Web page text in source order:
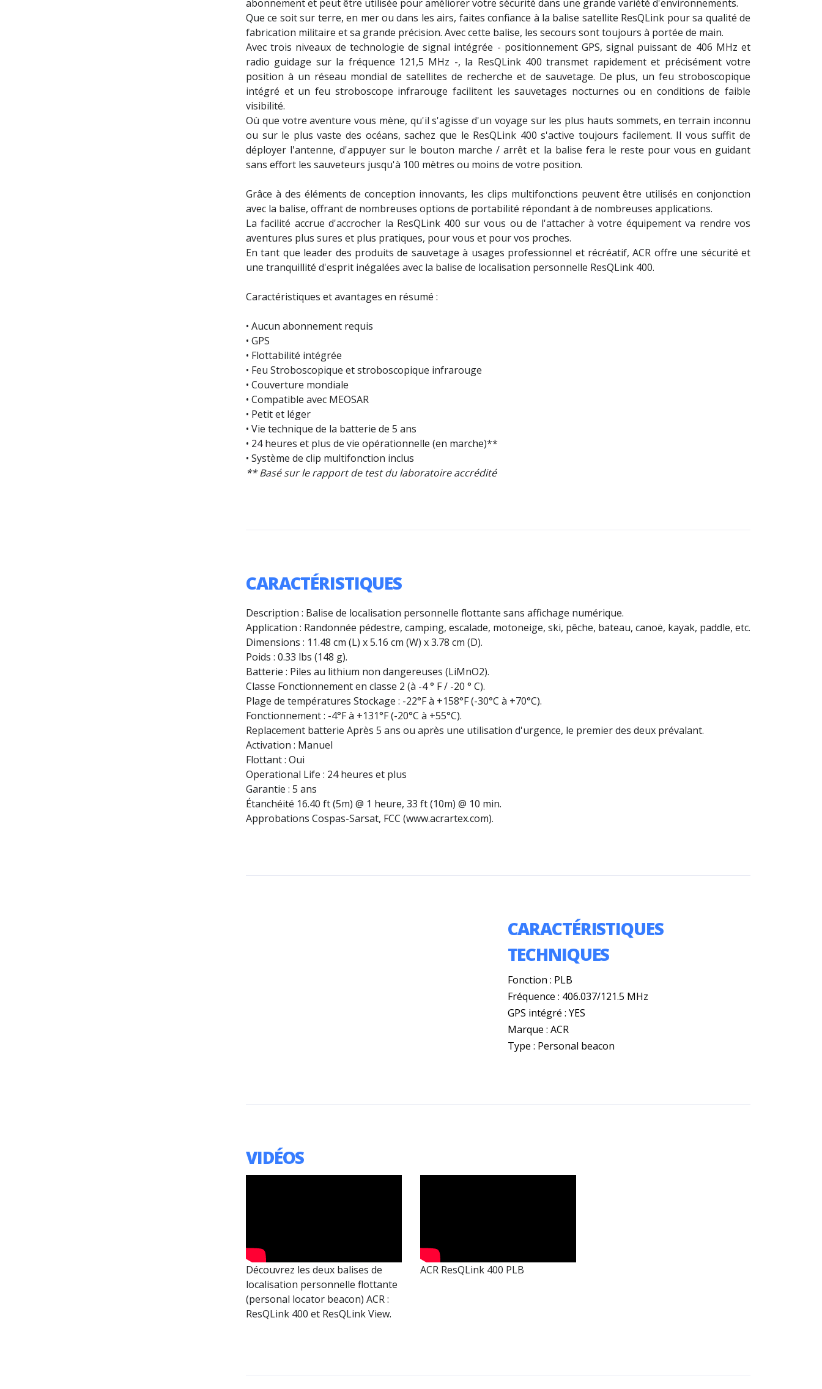
abonnement et peut être utilisée pour améliorer votre sécurité dans une grande variété d'environnements.
Que ce soit sur terre, en mer ou dans les airs, faites confiance à la balise satellite ResQLink pour sa qualité de
fabrication militaire et sa grande précision. Avec cette balise, les secours sont toujours à portée de main.
Avec trois niveaux de technologie de signal intégrée - positionnement GPS, signal puissant de 406 MHz et
radio guidage sur la fréquence 121,5 MHz -, la ResQLink 400 transmet rapidement et précisément votre
position à un réseau mondial de satellites de recherche et de sauvetage. De plus, un feu stroboscopique
intégré et un feu stroboscope infrarouge facilitent les sauvetages nocturnes ou en conditions de faible
visibilité.
Où que votre aventure vous mène, qu'il s'agisse d'un voyage sur les plus hauts sommets, en terrain inconnu
ou sur le plus vaste des océans, sachez que le ResQLink 400 s'active toujours facilement. Il vous suffit de
déployer l'antenne, d'appuyer sur le bouton marche / arrêt et la balise fera le reste pour vous en guidant
sans effort les sauveteurs jusqu'à 100 mètres ou moins de votre position.
Grâce à des éléments de conception innovants, les clips multifonctions peuvent être utilisés en conjonction
avec la balise, offrant de nombreuses options de portabilité répondant à de nombreuses applications.
La facilité accrue d'accrocher la ResQLink 400 sur vous ou de l'attacher à votre équipement va rendre vos
aventures plus sures et plus pratiques, pour vous et pour vos proches.
En tant que leader des produits de sauvetage à usages professionnel et récréatif, ACR offre une sécurité et
une tranquillité d'esprit inégalées avec la balise de localisation personnelle ResQLink 400.
Caractéristiques et avantages en résumé :
• Aucun abonnement requis
• GPS
• Flottabilité intégrée
• Feu Stroboscopique et stroboscopique infrarouge
• Couverture mondiale
• Compatible avec MEOSAR
• Petit et léger
• Vie technique de la batterie de 5 ans
• 24 heures et plus de vie opérationnelle (en marche)**
• Système de clip multifonction inclus
** Basé sur le rapport de test du laboratoire accrédité
CARACTÉRISTIQUES
Description : Balise de localisation personnelle flottante sans affichage numérique.
Application : Randonnée pédestre, camping, escalade, motoneige, ski, pêche, bateau, canoë, kayak, paddle, etc.
Dimensions : 11.48 cm (L) x 5.16 cm (W) x 3.78 cm (D).
Poids : 0.33 lbs (148 g).
Batterie : Piles au lithium non dangereuses (LiMnO2).
Classe Fonctionnement en classe 2 (à -4 ° F / -20 ° C).
Plage de températures Stockage : -22°F à +158°F (-30°C à +70°C).
Fonctionnement : -4°F à +131°F (-20°C à +55°C).
Replacement batterie Après 5 ans ou après une utilisation d'urgence, le premier des deux prévalant.
Activation : Manuel
Flottant : Oui
Operational Life : 24 heures et plus
Garantie : 5 ans
Étanchéité 16.40 ft (5m) @ 1 heure, 33 ft (10m) @ 10 min.
Approbations Cospas-Sarsat, FCC (www.acrartex.com).
CARACTÉRISTIQUES
TECHNIQUES
Fonction : PLB
Fréquence : 406.037/121.5 MHz
GPS intégré : YES
Marque : ACR
Type : Personal beacon
VIDÉOS
Découvrez les deux balises de
localisation personnelle flottante
(personal locator beacon) ACR :
ResQLink 400 et ResQLink View.
ACR ResQLink 400 PLB